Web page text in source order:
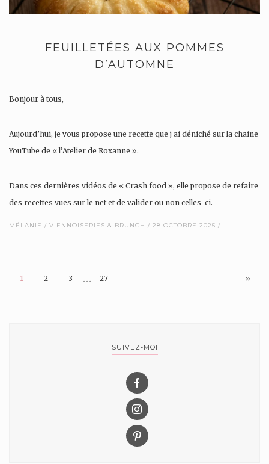
FEUILLETÉES AUX POMMES
D’AUTOMNE
Bonjour à tous,
Aujourd’hui, je vous propose une recette que j ai déniché sur la chaine
YouTube de « l’Atelier de Roxanne ».
Dans ces dernières vidéos de « Crash food », elle propose de refaire
des recettes vues sur le net et de valider ou non celles-ci.
MÉLANIE VIENNOISERIES & BRUNCH 28 OCTOBRE 2025
1 2 3 … 27 »
SUIVEZ-MOI